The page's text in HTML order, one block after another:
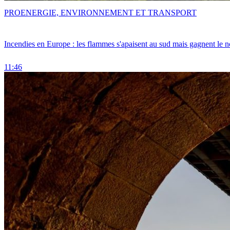
Incendies en Europe : les flammes s'apaisent au sud mais gagnent le
11:46
PROENERGIE, ENVIRONNEMENT ET TRANSPORT